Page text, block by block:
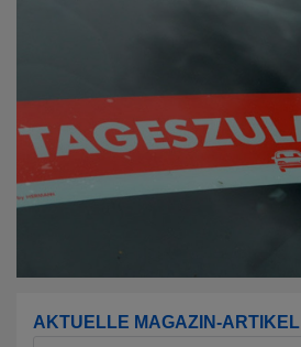
AKTUELLE MAGAZIN-ARTIKEL